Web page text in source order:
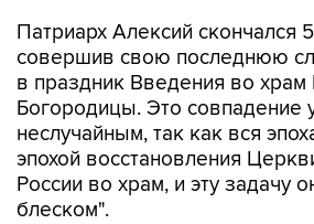
Патриарх Алексий скончался
совершив свою последнюю
в праздник Введения во храм
Богородицы. Это совпадение
неслучайным, так как вся
эпохой восстановления
России во храм, и эту задачу
блеском".